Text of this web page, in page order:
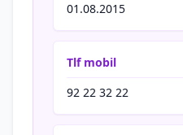
01.08.2015
Tlf mobil
92 22 32 22